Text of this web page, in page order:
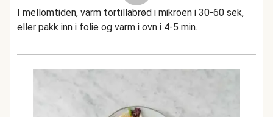
I mellomtiden, varm tortillabrød i mikroen i 30-60 sek,
eller pakk inn i folie og varm i ovn i 4-5 min.